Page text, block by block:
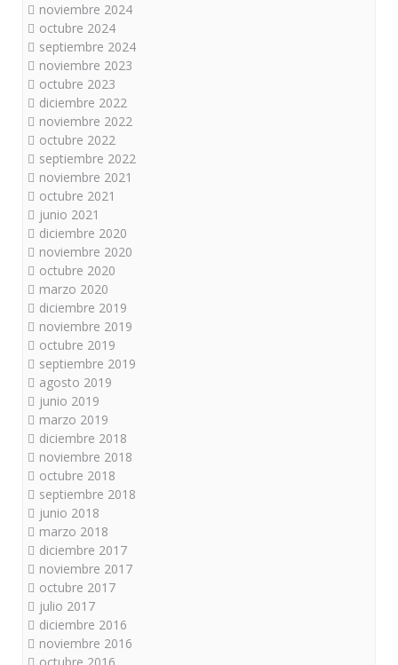
noviembre 2024
octubre 2024
septiembre 2024
noviembre 2023
octubre 2023
diciembre 2022
noviembre 2022
octubre 2022
septiembre 2022
noviembre 2021
octubre 2021
junio 2021
diciembre 2020
noviembre 2020
octubre 2020
marzo 2020
diciembre 2019
noviembre 2019
octubre 2019
septiembre 2019
agosto 2019
junio 2019
marzo 2019
diciembre 2018
noviembre 2018
octubre 2018
septiembre 2018
junio 2018
marzo 2018
diciembre 2017
noviembre 2017
octubre 2017
julio 2017
diciembre 2016
noviembre 2016